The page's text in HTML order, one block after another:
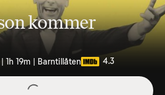
kommer
1h 19m | Barntillåten 4.3